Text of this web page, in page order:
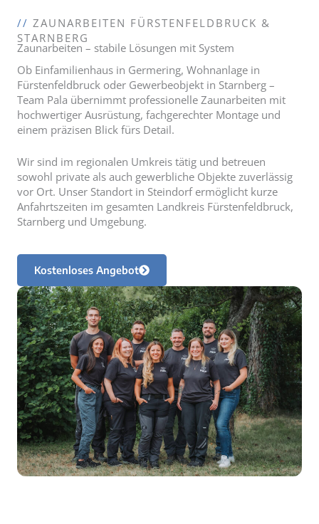
// ZAUNARBEITEN FÜRSTENFELDBRUCK &
STARNBERG
Zaunarbeiten – stabile Lösungen mit System
Ob Einfamilienhaus in Germering, Wohnanlage in
Fürstenfeldbruck oder Gewerbeobjekt in Starnberg –
Team Pala übernimmt professionelle Zaunarbeiten mit
hochwertiger Ausrüstung, fachgerechter Montage und
einem präzisen Blick fürs Detail.
Wir sind im regionalen Umkreis tätig und betreuen
sowohl private als auch gewerbliche Objekte zuverlässig
vor Ort. Unser Standort in Steindorf ermöglicht kurze
Anfahrtszeiten im gesamten Landkreis Fürstenfeldbruck,
Starnberg und Umgebung.
Kostenloses Angebot